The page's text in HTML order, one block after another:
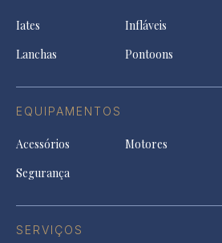
Iates Infláveis
Lanchas
Pontoons
EQUIPAMENTOS
Acessórios Motores
Segurança
SERVIÇOS